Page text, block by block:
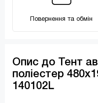
Повернення та обмін
Опис до Тент
поліестер
140102L